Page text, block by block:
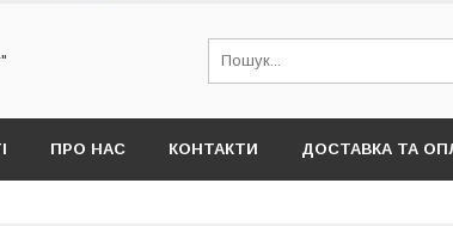
ПРО НАС КОНТАКТИ ДОСТАВКА ТА